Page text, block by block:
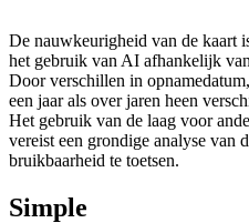
De nauwkeurigheid van de kaart
het gebruik van AI afhankelijk
Door verschillen in
een jaar als over jaren heen
Het gebruik van de laag voor
vereist een grondige analyse van
bruikbaarheid te toetsen.
Simple